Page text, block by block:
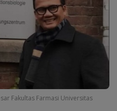
Fakultas Farmasi Universitas